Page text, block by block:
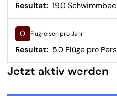
Resultat: 19.0
0 Flugreisen pro Jahr
Resultat: 5.0 Flüge pro
Jetzt aktiv werden